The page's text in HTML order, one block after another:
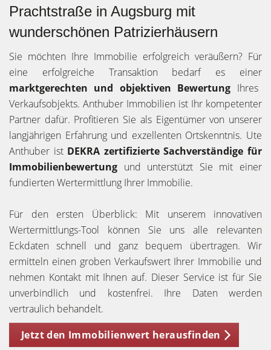
Prachtstraße in Augsburg mit
wunderschönen Patrizierhäusern
Sie möchten Ihre Immobilie erfolgreich veräußern? Für
eine erfolgreiche Transaktion bedarf es einer
marktgerechten und objektiven Bewertung Ihres
Verkaufsobjekts. Anthuber Immobilien ist Ihr kompetenter
Partner dafür. Profitieren Sie als Eigentümer von unserer
langjährigen Erfahrung und exzellenten Ortskenntnis. Ute
Anthuber ist DEKRA zertifizierte Sachverständige für
Immobilienbewertung und unterstützt Sie mit einer
fundierten Wertermittlung Ihrer Immobilie.
Für den ersten Überblick: Mit unserem innovativen
Wertermittlungs-Tool können Sie uns alle relevanten
Eckdaten schnell und ganz bequem übertragen. Wir
ermitteln einen groben Verkaufswert Ihrer Immobilie und
nehmen Kontakt mit Ihnen auf. Dieser Service ist für Sie
unverbindlich und kostenfrei. Ihre Daten werden
vertraulich behandelt.
Jetzt den Immobilienwert herausfinden